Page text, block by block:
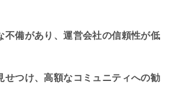
不備があり、運営会社の信頼性が低
せつけ、高額なコミュニティへの勧